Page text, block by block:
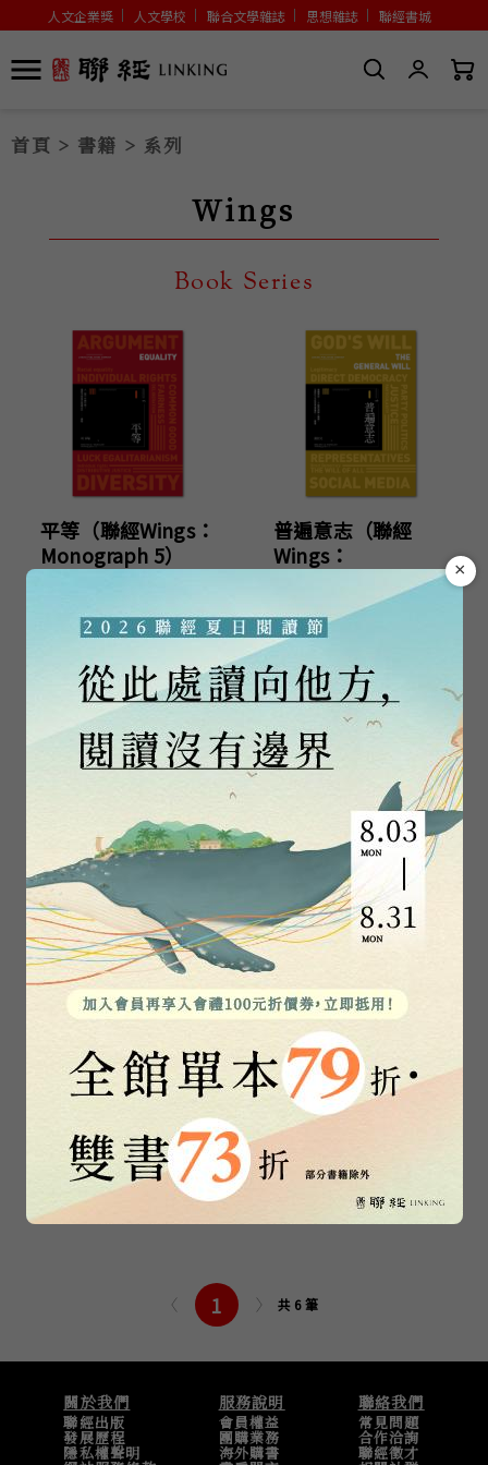
人文企業獎 人文學校 聯合文學雜誌 思想雜誌 聯經書城
首頁 > 書籍 > 系列
Wings
Book Series
平等（聯經Wings：
Monograph 5）
版計畫編輯委員會
普遍意志（聯經
Wings：
Monograph 6）
「政治與思想」出
版計畫編輯委員會
以撒．柏林（聯經
Wings：
Monograph 1）
葉浩
弗雷德里希．海耶
克（聯經Wings：
Monograph 2）
張楚勇
漢娜．鄂蘭（聯經
Wings：
Monograph 3）
李建漳
麥可．歐克秀（聯
經Wings：
Monograph 4）
1 共 6 筆
關於我們
聯經出版
發展歷程
隱私權聲明
服務說明
會員權益
團購業務
海外購書
聯絡我們
常見問題
合作洽詢
聯經徵才
×